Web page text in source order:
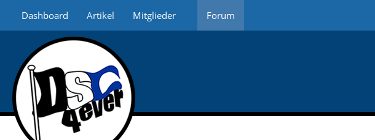
Dashboard Artikel Mitglieder Forum